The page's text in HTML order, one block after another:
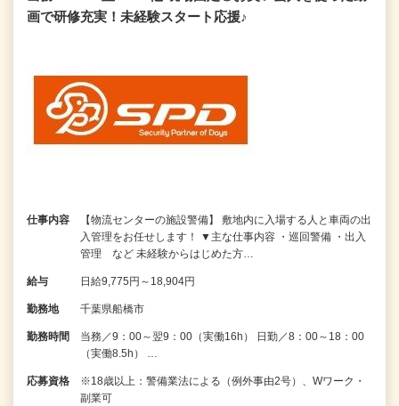
画で研修充実！未経験スタート応援♪
仕事内容
【物流センターの施設警備】 敷地内に入場する人と車両の出
入管理をお任せします！ ▼主な仕事内容 ・巡回警備 ・出入
管理 など 未経験からはじめた方…
給与 日給9,775円～18,904円
勤務地 千葉県船橋市
勤務時間
当務／9：00～翌9：00（実働16h） 日勤／8：00～18：00
（実働8.5h） …
応募資格
※18歳以上：警備業法による（例外事由2号）、Wワーク・
副業可